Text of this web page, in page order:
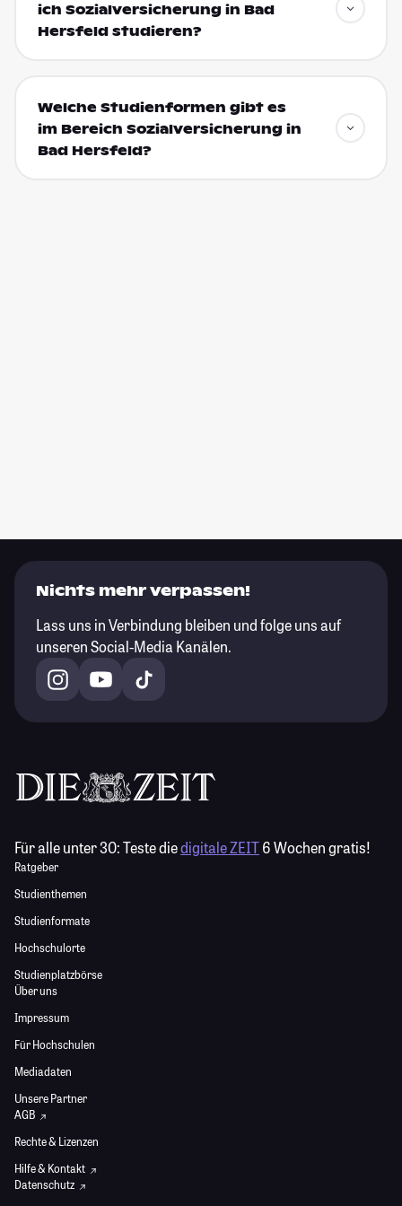
ich Sozialversicherung in Bad
Hersfeld studieren?
Welche Studienformen gibt es
im Bereich Sozialversicherung in
Bad Hersfeld?
Nichts mehr verpassen!
Lass uns in Verbindung bleiben und folge uns auf
unseren Social-Media Kanälen.
Für alle unter 30:Teste diedigitale ZEIT6 Wochen gratis!
Ratgeber
Studienthemen
Studienformate
Hochschulorte
Studienplatzbörse
Über uns
Impressum
Für Hochschulen
Mediadaten
Unsere Partner
AGB
Rechte & Lizenzen
Hilfe & Kontakt
Datenschutz